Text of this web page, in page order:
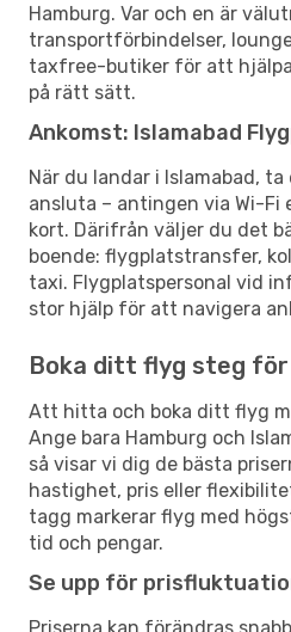
Hamburg. Var och en är
transportförbindelser,
taxfree-butiker för att
på rätt sätt.
Ankomst: Islamabad
När du landar i Islamabad,
ansluta – antingen via Wi-Fi
kort. Därifrån väljer du det
boende: flygplatstransfer,
taxi. Flygplatspersonal vid
stor hjälp för att navigera
Boka ditt flyg steg
Att hitta och boka ditt flyg
Ange bara Hamburg och
så visar vi dig de bästa
hastighet, pris eller
tagg markerar flyg med
tid och pengar.
Se upp för